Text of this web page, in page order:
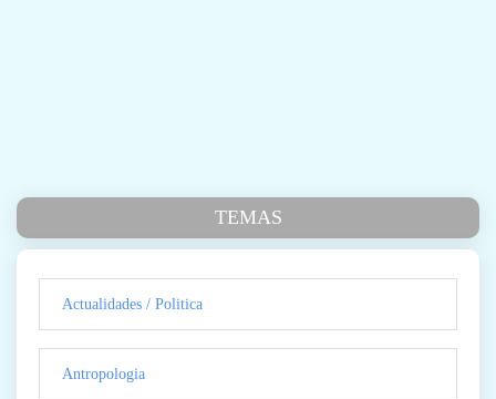
TEMAS
Actualidades / Politica
Antropologia